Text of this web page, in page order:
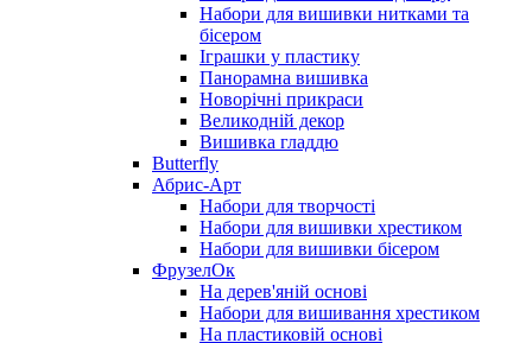
Набори для вишивки нитками та
бісером
Іграшки у пластику
Панорамна вишивка
Новорічні прикраси
Великодній декор
Вишивка гладдю
Butterfly
Абрис-Арт
Набори для творчості
Набори для вишивки хрестиком
Набори для вишивки бісером
ФрузелОк
На дерев'яній основі
Набори для вишивання хрестиком
На пластиковій основі